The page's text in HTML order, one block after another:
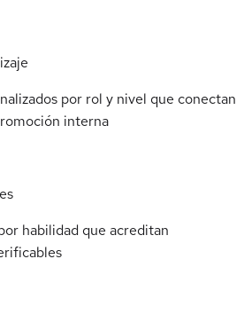
por rol y nivel que conectan
interna
habilidad que acreditan